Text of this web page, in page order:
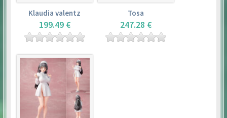
Klaudia valentz
199.49 €
Tosa
247.28 €